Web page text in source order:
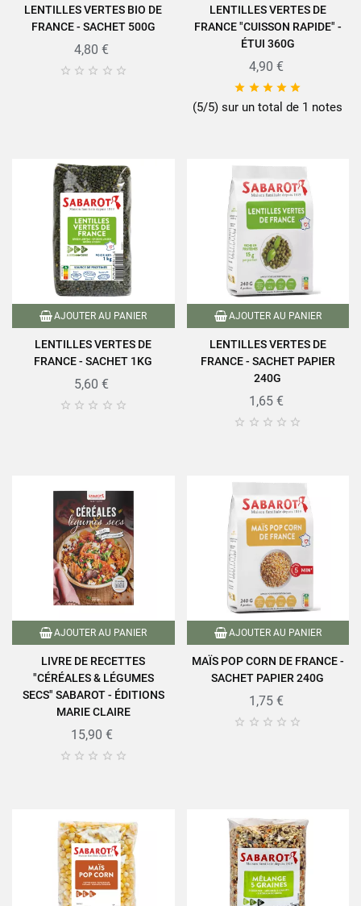
LENTILLES VERTES BIO DE
FRANCE - SACHET 500G
4,80 €
    
LENTILLES VERTES DE
FRANCE "CUISSON RAPIDE" -
ÉTUI 360G
4,90 €
    
(5/5) sur un total de 1 notes
AJOUTER AU PANIER
LENTILLES VERTES DE
FRANCE - SACHET 1KG
5,60 €
    
AJOUTER AU PANIER
LENTILLES VERTES DE
FRANCE - SACHET PAPIER
240G
1,65 €
    
AJOUTER AU PANIER
LIVRE DE RECETTES
"CÉRÉALES & LÉGUMES
SECS" SABAROT - ÉDITIONS
MARIE CLAIRE
15,90 €
    
AJOUTER AU PANIER
MAÏS POP CORN DE FRANCE -
SACHET PAPIER 240G
1,75 €
    